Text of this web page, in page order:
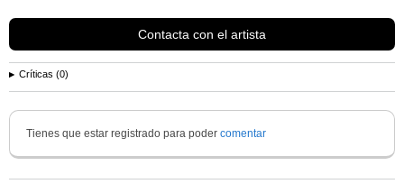
Contacta con el artista
Críticas (0)
Tienes que estar registrado para poder comentar